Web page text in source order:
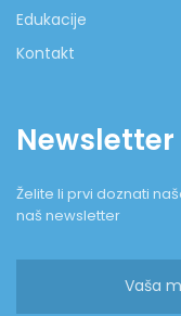
Edukacije
Kontakt
Newsletter
Želite li prvi doznati
naš newsletter